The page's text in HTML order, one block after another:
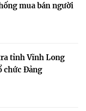
mua bán người
tỉnh Vĩnh Long
chức Đảng